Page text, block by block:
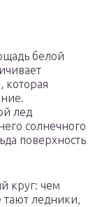
белой
которая
лед
солнечного
поверхность
круг: чем
тают ледники,